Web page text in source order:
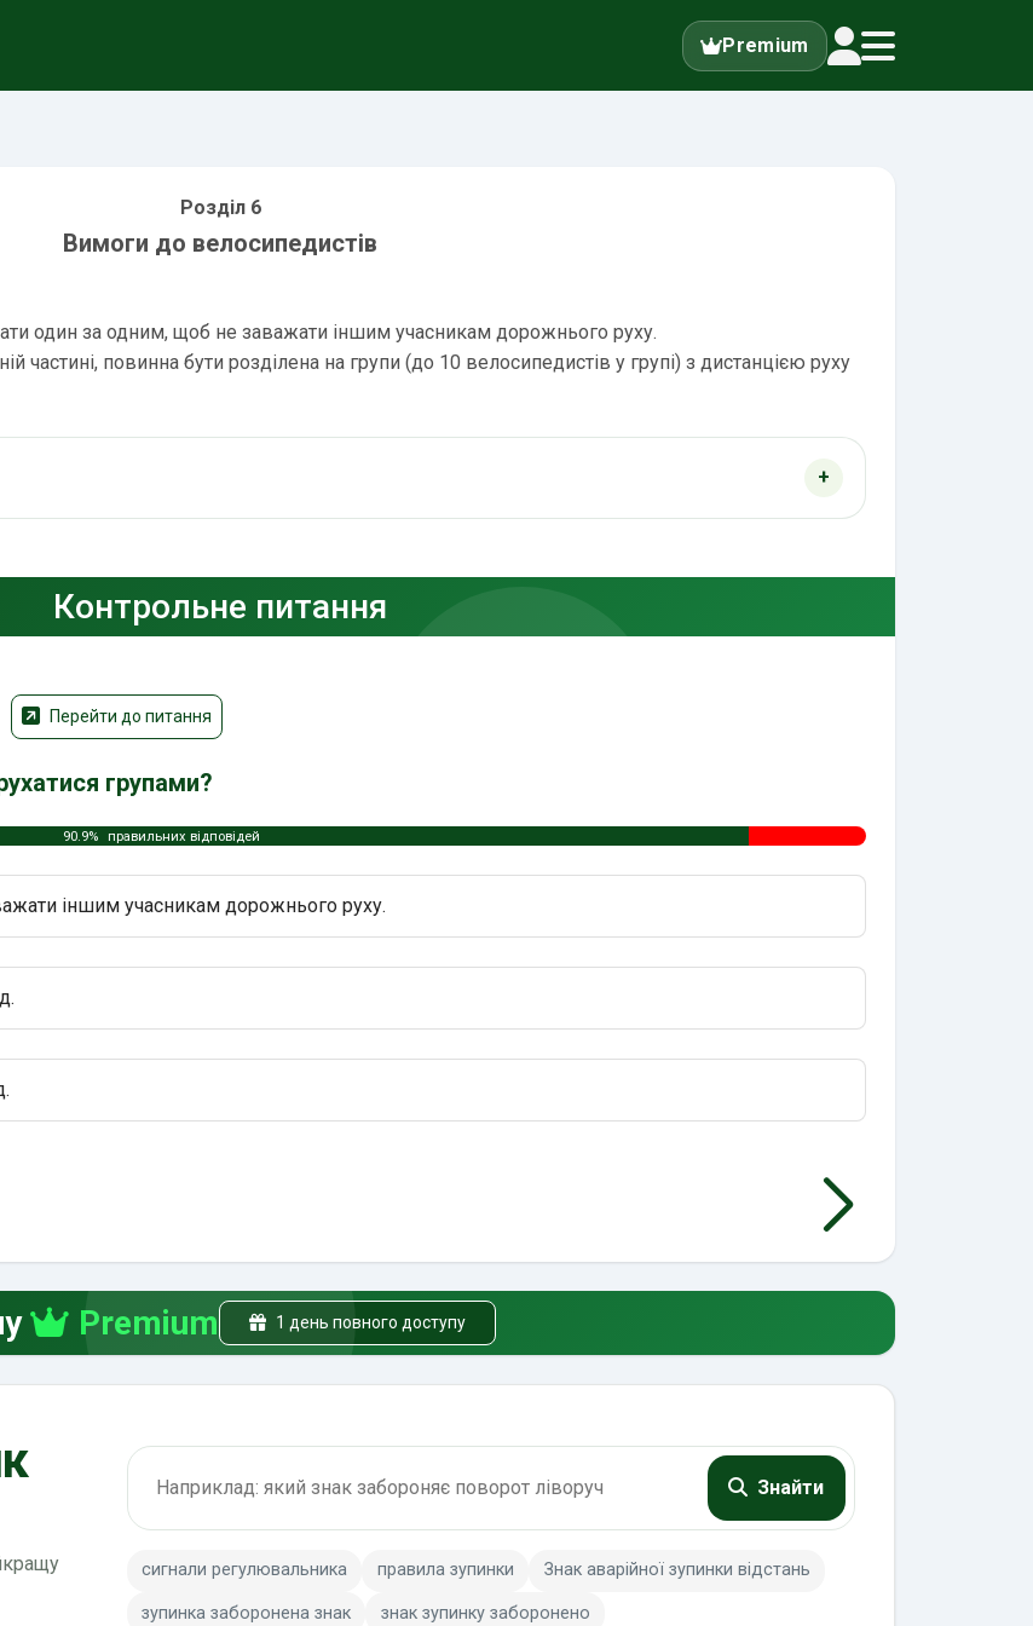
Premium
Розділ 6
Вимоги до велосипедистів
один за одним, щоб не заважати іншим учасникам дорожнього руху.
частині, повинна бути розділена на групи (до 10 велосипедистів у групі) з дистанцією руху
Контрольне питання
Перейти до питання
групами?
90.9% правильних відповідей
іншим учасникам дорожнього руху.
Premium 1 день повного доступу
Знайти
сигнали регулювальника правила зупинки Знак аварійної зупинки відстань
зупинка заборонена знак знак зупинку заборонено